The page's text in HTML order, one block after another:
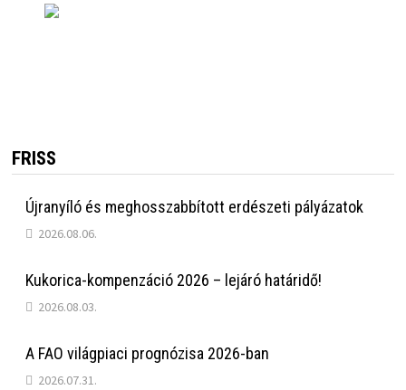
FRISS
Újranyíló és meghosszabbított erdészeti pályázatok
2026.08.06.
Kukorica-kompenzáció 2026 – lejáró határidő!
2026.08.03.
A FAO világpiaci prognózisa 2026-ban
2026.07.31.